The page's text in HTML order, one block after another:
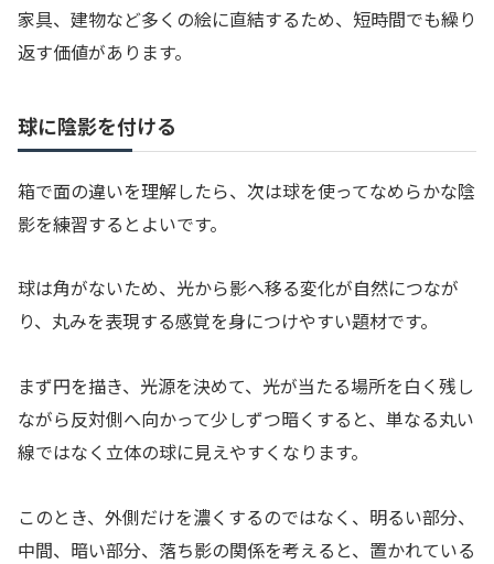
家具、建物など多くの絵に直結するため、短時間でも繰り
返す価値があります。
球に陰影を付ける
箱で面の違いを理解したら、次は球を使ってなめらかな陰
影を練習するとよいです。
球は角がないため、光から影へ移る変化が自然につなが
り、丸みを表現する感覚を身につけやすい題材です。
まず円を描き、光源を決めて、光が当たる場所を白く残し
ながら反対側へ向かって少しずつ暗くすると、単なる丸い
線ではなく立体の球に見えやすくなります。
このとき、外側だけを濃くするのではなく、明るい部分、
中間、暗い部分、落ち影の関係を考えると、置かれている